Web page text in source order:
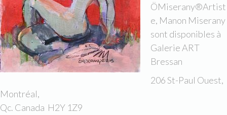
ÖMiserany®Artist
e, Manon Miserany
sont disponibles à
Galerie ART
Bressan
206 St-Paul Ouest,
Montréal,
Qc. Canada H2Y 1Z9